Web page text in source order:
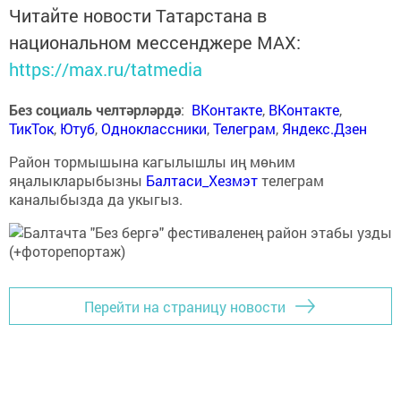
Читайте новости Татарстана в
национальном мессенджере MАХ:
https://max.ru/tatmedia
Без социаль челтәрләрдә: ВКонтакте, ВКонтакте,
ТикТок, Ютуб,Одноклассники,Телеграм, Яндекс.Дзен
Район тормышына кагылышлы иң мөһим
яңалыкларыбызны Балтаси_Хезмэттелеграм
каналыбызда да укыгыз.
Перейти на страницу новости